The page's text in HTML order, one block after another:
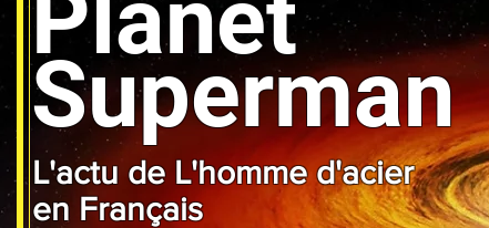
Planet
Superman
L'actu de L'homme d'acier
en Français